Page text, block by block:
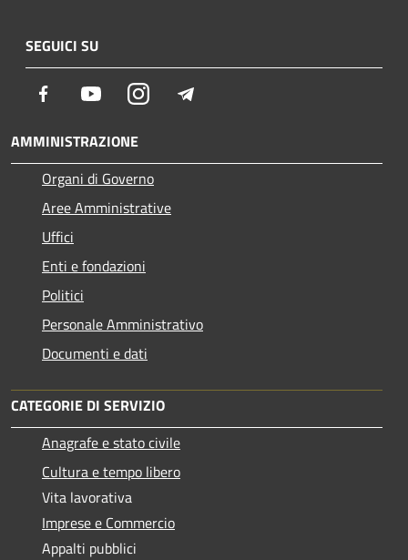
SEGUICI SU
Facebook YoutubeInstagram
AMMINISTRAZIONE
Organi di Governo
Aree Amministrative
Uffici
Enti e fondazioni
Politici
Personale Amministrativo
Documenti e dati
CATEGORIE DI SERVIZIO
Anagrafe e stato civile
Cultura e tempo libero
Vita lavorativa
Imprese e Commercio
Appalti pubblici